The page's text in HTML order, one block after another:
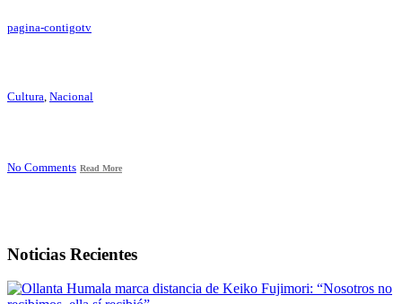
pagina-contigotv
Cultura Nacional
No Comments Read More
Noticias Recientes